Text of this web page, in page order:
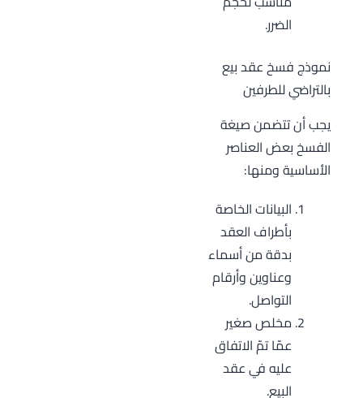
الضرر.
نموذج فسخ عقد بيع
بالتراضي للطرفين
يجب أن تتضمن صيغة
الفسخ بعض العناصر
الأساسية ومنها:
البيانات الخاصة
بأطراف العقد
بدقة من أسماء
وعناوين وأرقام
التواصل.
مخلص صغير
عمّا تمّ الاتفاق
عليه في عقد
البيع.